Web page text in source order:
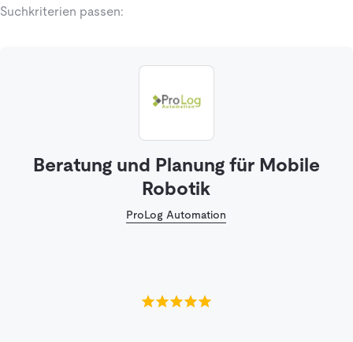
Suchkriterien passen:
Beratung und Planung für Mobile
Robotik
ProLog Automation